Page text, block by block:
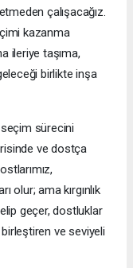
çalışacağız.
kazanma
ileriye taşıma,
birlikte inşa
sürecini
ve dostça
olur; ama kırgınlık
geçer, dostluklar
ve seviyeli